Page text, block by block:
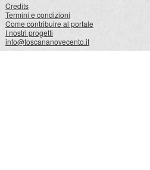
Credits
Termini e condizioni
Come contribuire al portale
I nostri progetti
info@toscananovecento.it